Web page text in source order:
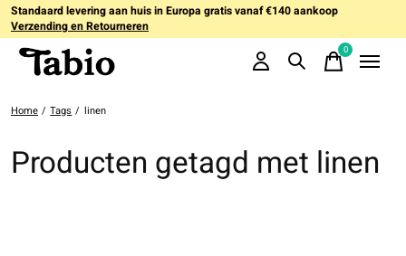
Standaard levering aan huis in Europa gratis vanaf €140 aankoop
Verzending en Retourneren
0items
Home / Tags / linen
Producten getagd met linen